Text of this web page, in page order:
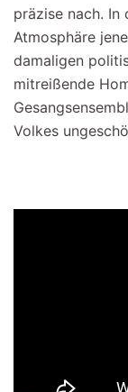
präzise nach.
Atmosphäre
damaligen
mitreißende
Volkes